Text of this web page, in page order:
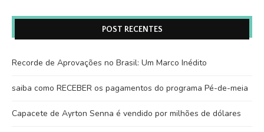
POST RECENTES
Recorde de Aprovações no Brasil: Um Marco Inédito
saiba como RECEBER os pagamentos do programa Pé-de-meia
Capacete de Ayrton Senna é vendido por milhões de dólares